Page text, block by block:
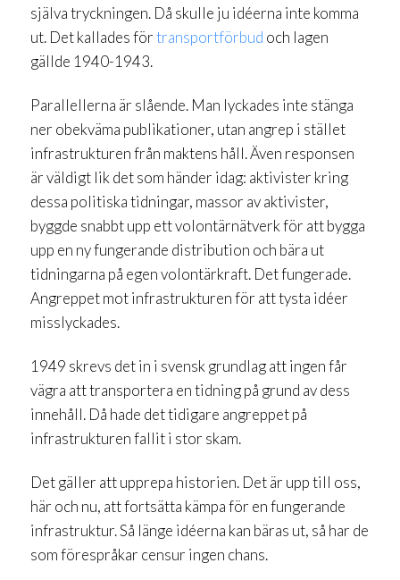
själva tryckningen. Då skulle ju idéerna inte komma
ut. Det kallades förtransportförbud och lagen
gällde 1940-1943.
Parallellerna är slående. Man lyckades inte stänga
ner obekväma publikationer, utan angrep i stället
infrastrukturen från maktens håll. Även responsen
är väldigt lik det som händer idag: aktivister kring
dessa politiska tidningar, massor av aktivister,
byggde snabbt upp ett volontärnätverk för att bygga
upp en ny fungerande distribution och bära ut
tidningarna på egen volontärkraft. Det fungerade.
Angreppet mot infrastrukturen för att tysta idéer
misslyckades.
1949 skrevs det in i svensk grundlag att ingen får
vägra att transportera en tidning på grund av dess
innehåll. Då hade det tidigare angreppet på
infrastrukturen fallit i stor skam.
Det gäller att upprepa historien. Det är upp till oss,
här och nu, att fortsätta kämpa för en fungerande
infrastruktur. Så länge idéerna kan bäras ut, så har de
som förespråkar censur ingen chans.